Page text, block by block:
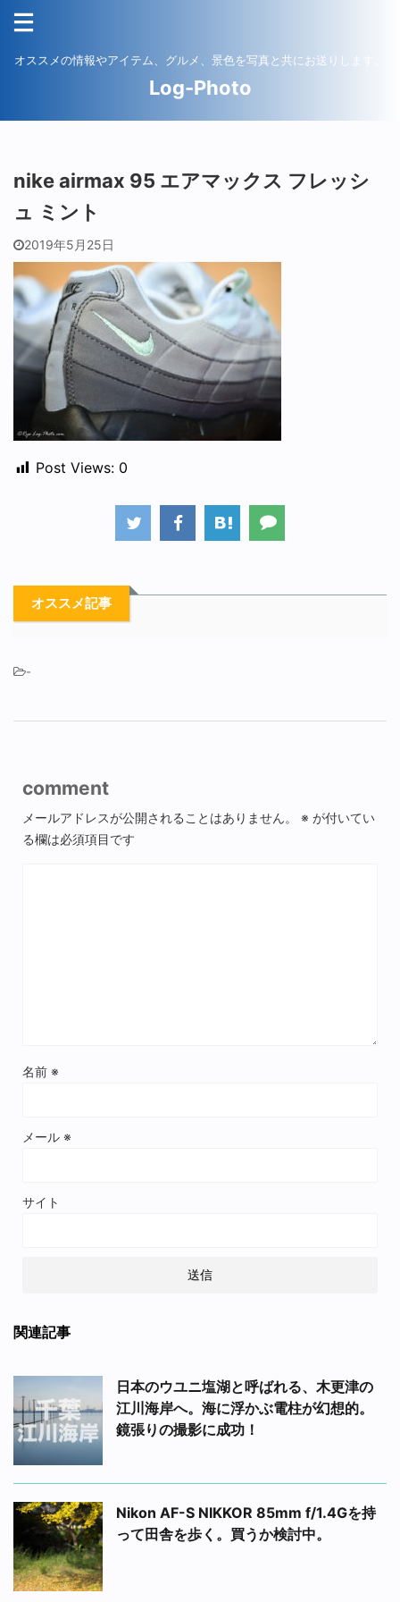
オススメの情報やアイテム、グルメ、景色を写真と共にお送りします。
Log-Photo
nike airmax 95 エアマックス フレッシ
ュ ミント
2019年5月25日
Post Views: 0
オススメ記事
-
comment
メールアドレスが公開されることはありません。 ※ が付いてい
る欄は必須項目です
名前 ※
メール ※
サイト
関連記事
日本のウユニ塩湖と呼ばれる、木更津の
江川海岸へ。海に浮かぶ電柱が幻想的。
鏡張りの撮影に成功！
Nikon AF-S NIKKOR 85mm f/1.4Gを持
って田舎を歩く。買うか検討中。